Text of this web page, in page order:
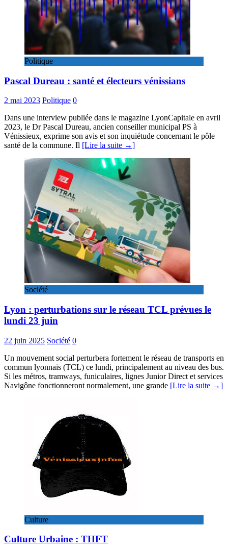
Politique
Pascal Dureau : santé et électeurs vénissians
2 mai 2023 Politique 0
Dans une interview publiée dans le magazine LyonCapitale en avril
2023, le Dr Pascal Dureau, ancien conseiller municipal PS à
Vénissieux, exprime son avis et son inquiétude concernant le pôle
santé de la commune. Il [Lire la suite →]
Société
Lyon : perturbations sur le réseau TCL prévues le
lundi 23 juin
22 juin 2025 Société 0
Un mouvement social perturbera fortement le réseau de transports en
commun lyonnais (TCL) ce lundi, principalement au niveau des bus.
Si les métros, tramways, funiculaires, lignes Junior Direct et services
Navigône fonctionneront normalement, une grande [Lire la suite →]
Culture
Culture Urbaine : THFT